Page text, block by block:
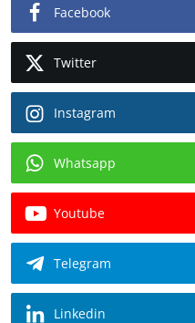
Facebook
Twitter
Instagram
Whatsapp
Youtube
Telegram
Linkedin